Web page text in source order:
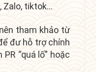
Zalo, tiktok…
tham khảo từ
đư hỗ trợ chính
“quá lố” hoặc